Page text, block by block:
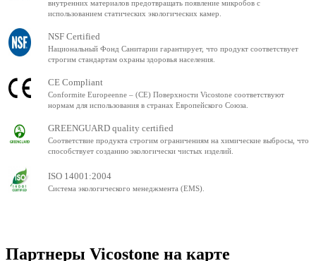
внутренних материалов предотвращать появление микробов с
использованием статических экологических камер.
NSF Certified
Национальный Фонд Санитарии гарантирует, что продукт соответствует
строгим стандартам охраны здоровья населения.
CE Compliant
Conformite Europeenne – (CE) Поверхности Vicostone соответствуют
нормам для использования в странах Европейского Союза.
GREENGUARD quality certified
Соответствие продукта строгим ограничениям на химические выбросы, что
способствует созданию экологически чистых изделий.
ISO 14001:2004
Система экологического менеджмента (EMS).
Партнеры Vicostone на карте